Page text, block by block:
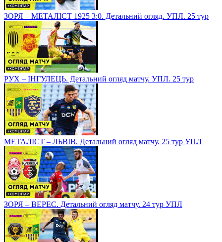
ЗОРЯ – МЕТАЛІСТ 1925 3:0. Детальний огляд. УПЛ. 25 тур
РУХ – ІНГУЛЕЦЬ. Детальний огляд матчу. УПЛ. 25 тур
МЕТАЛІСТ – ЛЬВІВ. Детальний огляд матчу. 25 тур УПЛ
ЗОРЯ – ВЕРЕС. Детальний огляд матчу. 24 тур УПЛ